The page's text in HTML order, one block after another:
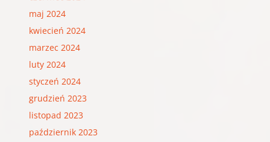
maj 2024
kwiecień 2024
marzec 2024
luty 2024
styczeń 2024
grudzień 2023
listopad 2023
październik 2023